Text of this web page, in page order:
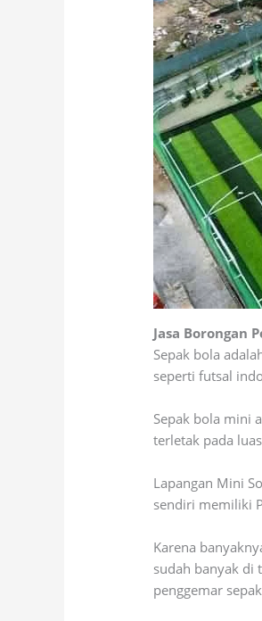
Jasa Borongan
Sepak bola
seperti futsal
Sepak bola mini
terletak pada
Lapangan Mini
sendiri memiliki
Karena
sudah banyak di
penggemar